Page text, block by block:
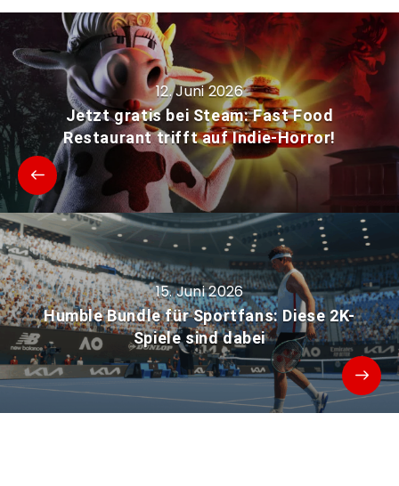
12. Juni 2026
Jetzt gratis bei Steam: Fast Food
Restaurant trifft auf Indie-Horror!
15. Juni 2026
Humble Bundle für Sportfans: Diese 2K-
Spiele sind dabei